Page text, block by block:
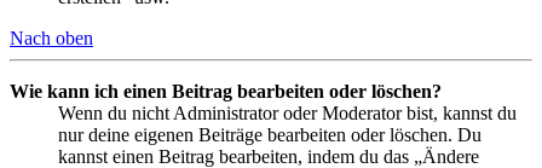
Nach oben
Wie kann ich einen Beitrag bearbeiten oder löschen?
Wenn du nicht Administrator oder Moderator bist, kannst du
nur deine eigenen Beiträge bearbeiten oder löschen. Du
kannst einen Beitrag bearbeiten, indem du das „Ändere